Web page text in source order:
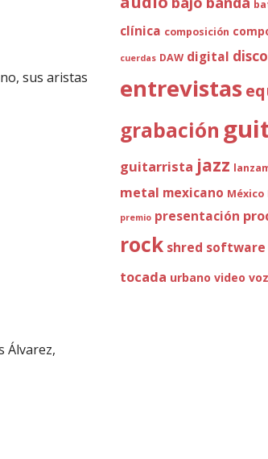
sus aristas
Álvarez,
clínica composición
cuerdas DAW digital disco
entrevistas
grabación
guitarrista jazz
metal mexicano México
premio presentación
rock shred software
tocada urbano video voz